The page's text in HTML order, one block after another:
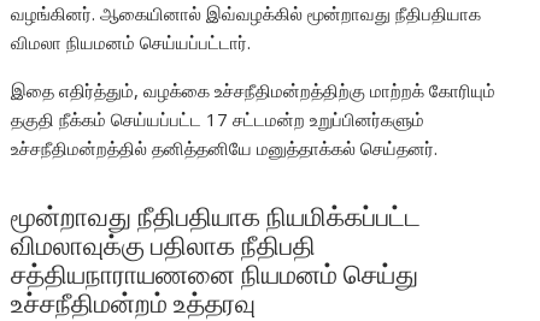
வழங்கினர். ஆகையினால் இவ்வழக்கில் மூன்றாவது நீதிபதியாக
விமலா நியமனம் செய்யப்பட்டார்.
இதை எதிர்த்தும், வழக்கை உச்சநீதிமன்றத்திற்கு மாற்றக் கோரியும்
தகுதி நீக்கம் செய்யப்பட்ட 17 சட்டமன்ற உறுப்பினர்களும்
உச்சநீதிமன்றத்தில் தனித்தனியே மனுத்தாக்கல் செய்தனர்.
மூன்றாவது நீதிபதியாக நியமிக்கப்பட்ட
விமலாவுக்கு பதிலாக நீதிபதி
சத்தியநாராயணனை நியமனம் செய்து
உச்சநீதிமன்றம் உத்தரவு